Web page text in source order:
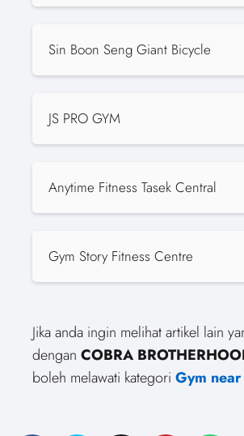
Sin Boon Seng Giant Bicycle
JS PRO GYM
Anytime Fitness Tasek Central
Gym Story Fitness Centre
Jika anda ingin melihat artikel lain
dengan COBRA
boleh melawati kategori Gym